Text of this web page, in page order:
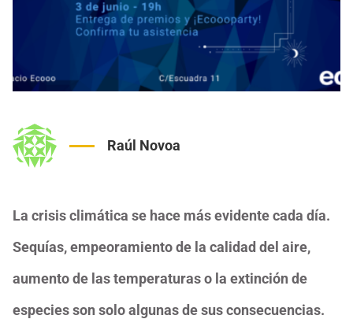
Raúl Novoa
La crisis climática se hace más evidente cada día.
Sequías, empeoramiento de la calidad del aire,
aumento de las temperaturas o la extinción de
especies son solo algunas de sus consecuencias.